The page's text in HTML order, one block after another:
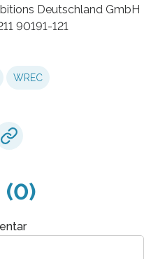
Deutschland GmbH
90191-121
WREC
(0)